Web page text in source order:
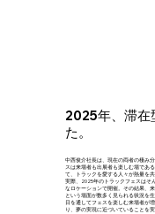
2025年、滞在
た。
中西俊介社長は、現在の両者の棲み
スは来場者も出展者も楽しむ場であ
て、トラックを愛する人々が熱量を
実際、2025年のトラックフェスはそ
なロケーションで開催。その結果、
という場面が数多く見られる状況を
日を通してフェスを楽しむ来場者が
り、夢の実現に近づいていることを実